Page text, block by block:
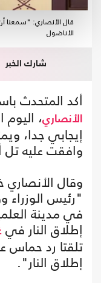
قال الأنصاري: "سمعنا
الأناضول
شارك الخبر
أكد المتحدث
الأنصاري، اليوم
إيجابي جدا،
وافقت عليه
وقال
"رئيس الوزراء
في مدينة
إطلاق النار في
تلقتا رد حماس
إطلاق النار".